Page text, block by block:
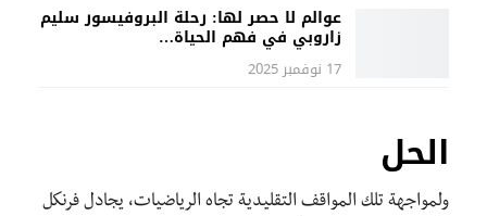
عوالم لا حصر لها: رحلة البروفيسور سليم
زاروبي في فهم الحياة…
17 نوفمبر 2025
الحل
ولمواجهة تلك المواقف التقليدية تجاه الرياضيات، يجادل فرنكل